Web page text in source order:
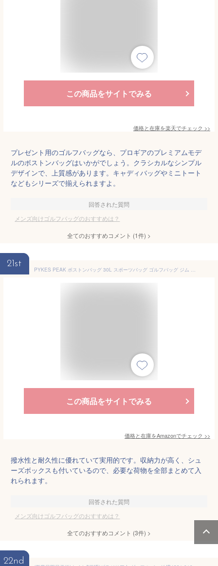
この商品をサイトでみる
価格と在庫を楽天でチェック >>
プレゼント用のゴルフバッグなら、プロギアのプレミアムモデ
ルのボストンバッグはいかがでしょう。クラシカルなシンプル
デザインで、上質感があります。キャディバッグやミニトート
などもシリーズで揃えられますよ。
回答された質問
メンズ向けゴルフバッグのおすすめは？
全てのおすすめコメント (1件) >
21st
PYKES PEAK ボストンバッグ 30L スポーツバッグ ゴルフバッグ ジム 旅行 大容量 防水加工 シューズインポケット付 メンズ レディース
この商品をサイトでみる
価格と在庫をAmazonでチェック >>
撥水性と耐久性に優れていて実用的です。収納力が高く、シュ
ーズボックスも付いているので、必要な荷物を全部まとめて入
れられます。
回答された質問
メンズ向けゴルフバッグのおすすめは？
全てのおすすめコメント (3件) >
22nd